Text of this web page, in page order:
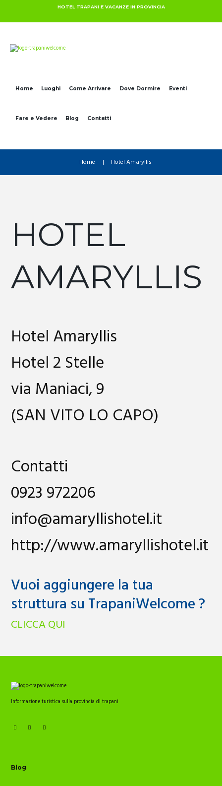
HOTEL TRAPANI E VACANZE IN PROVINCIA
Home Luoghi Come Arrivare Dove Dormire Eventi
Fare e Vedere Blog Contatti
Home Hotel Amaryllis
HOTEL
AMARYLLIS
Hotel Amaryllis
Hotel 2 Stelle
via Maniaci, 9
(SAN VITO LO CAPO)
Contatti
0923 972206
info@amaryllishotel.it
http://www.amaryllishotel.it
Vuoi aggiungere la tua
struttura su TrapaniWelcome ?
CLICCA QUI
Informazione turistica sulla provincia di trapani
Blog